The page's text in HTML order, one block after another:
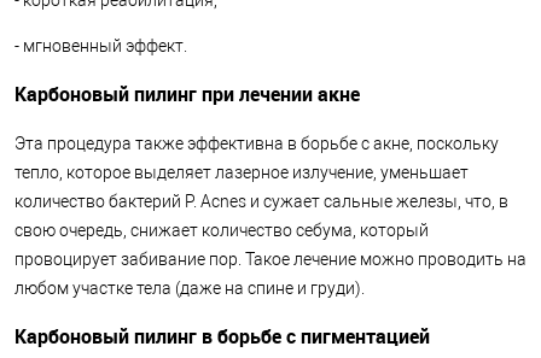
- мгновенный эффект.
Карбоновый пилинг при лечении акне
Эта процедура также эффективна в борьбе с акне, поскольку
тепло, которое выделяет лазерное излучение, уменьшает
количество бактерий P. Acnes и сужает сальные железы, что, в
свою очередь, снижает количество себума, который
провоцирует забивание пор. Такое лечение можно проводить на
любом участке тела (даже на спине и груди).
Карбоновый пилинг в борьбе с пигментацией